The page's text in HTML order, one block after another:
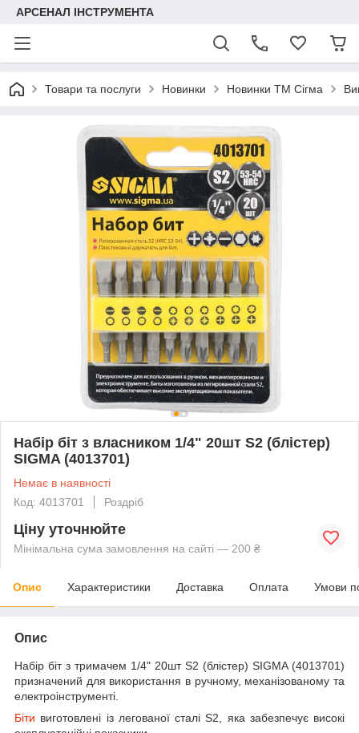
АРСЕНАЛ ІНСТРУМЕНТА
Товари та послуги Новинки Новинки ТМ Сігма
Набір біт з власником 1/4" 20шт S2 (блістер)
SIGMA (4013701)
Немає в наявності
Код: 4013701
Роздріб
Ціну уточнюйте
Мінімальна сума замовлення на сайті — 200 ₴
Опис Характеристики Доставка Оплата Умови
Опис
Набір біт з тримачем 1/4" 20шт S2 (блістер) SIGMA (4013701)
призначений для використання в ручному, механізованому та
електроінструменті.
Біти виготовлені із легованої сталі S2, яка забезпечує високі